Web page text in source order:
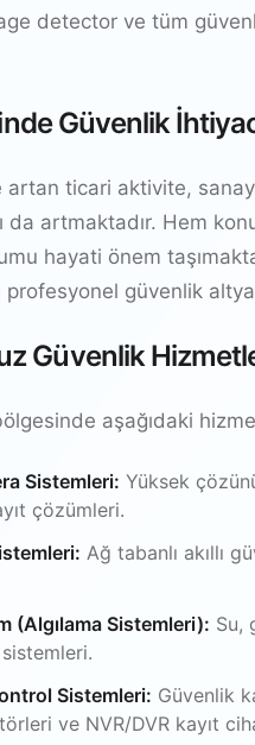
detector ve tüm
Güvenlik
ticari aktivite,
da artmaktadır. Hem
hayati önem
profesyonel güvenlik
Güvenlik
aşağıdaki
Sistemleri: Yüksek
çözümleri.
Ağ tabanlı akıllı
(Algılama Sistemleri): Su,
sistemleri.
Sistemleri: Güvenlik
ve NVR/DVR kayıt